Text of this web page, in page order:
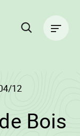
2025/
Bois
12